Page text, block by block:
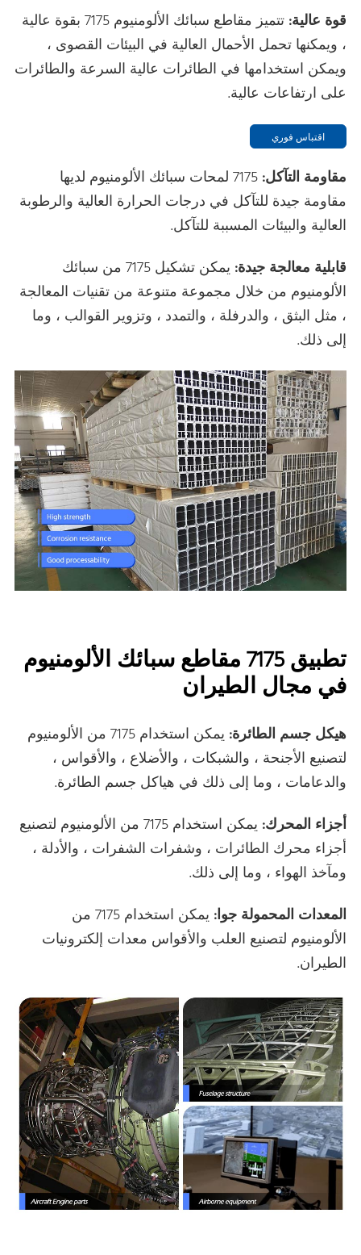
قوة عالية:
تتميز مقاطع سبائك الألومنيوم 7175 بقوة عالية
، ويمكنها تحمل الأحمال العالية في البيئات القصوى ،
ويمكن استخدامها في الطائرات عالية السرعة والطائرات
على ارتفاعات عالية.
اقتباس فوري
مقاومة التآكل:
7175 لمحات سبائك الألومنيوم لديها
مقاومة جيدة للتآكل في درجات الحرارة العالية والرطوبة
العالية والبيئات المسببة للتآكل.
قابلية معالجة جيدة:
يمكن تشكيل 7175 من سبائك
الألومنيوم من خلال مجموعة متنوعة من تقنيات المعالجة
، مثل البثق ، والدرفلة ، والتمدد ، وتزوير القوالب ، وما
إلى ذلك.
تطبيق 7175 مقاطع سبائك الألومنيوم
في مجال الطيران
هيكل جسم الطائرة:
يمكن استخدام 7175 من الألومنيوم
لتصنيع الأجنحة ، والشبكات ، والأضلاع ، والأقواس ،
والدعامات ، وما إلى ذلك في هياكل جسم الطائرة.
أجزاء المحرك:
يمكن استخدام 7175 من الألومنيوم لتصنيع
أجزاء محرك الطائرات ، وشفرات الشفرات ، والأدلة ،
ومآخذ الهواء ، وما إلى ذلك.
المعدات المحمولة جوا:
يمكن استخدام 7175 من
الألومنيوم لتصنيع العلب والأقواس معدات إلكترونيات
الطيران.